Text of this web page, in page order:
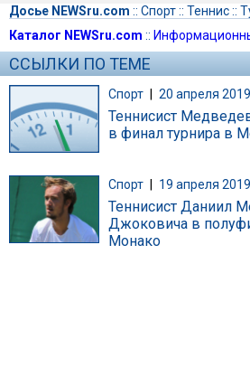
Досье NEWSru.com :: Спорт:: Теннис::
Каталог NEWSru.com ::
ССЫЛКИ ПО ТЕМЕ
Спорт 20 апреля 2019
Теннисист
в финал турнира в
Спорт 19 апреля 2019
Теннисист Даниил
Джоковича в
Монако